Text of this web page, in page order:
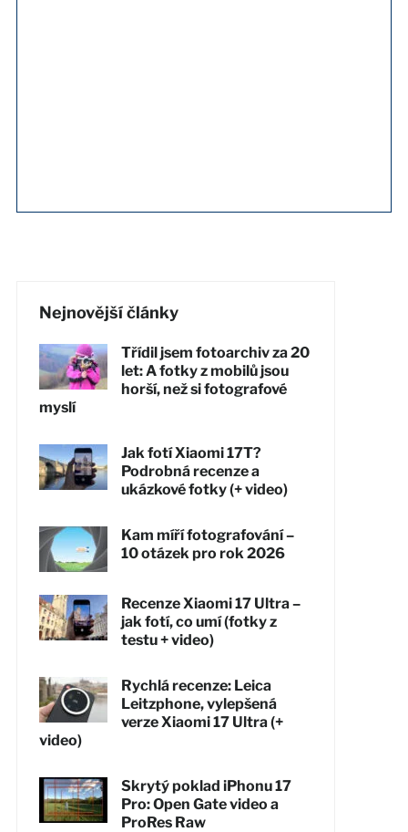
Nejnovější články
Třídil jsem fotoarchiv za 20
let: A fotky z mobilů jsou
horší, než si fotografové
myslí
Jak fotí Xiaomi 17T?
Podrobná recenze a
ukázkové fotky (+ video)
Kam míří fotografování –
10 otázek pro rok 2026
Recenze Xiaomi 17 Ultra –
jak fotí, co umí (fotky z
testu + video)
Rychlá recenze: Leica
Leitzphone, vylepšená
verze Xiaomi 17 Ultra (+
video)
Skrytý poklad iPhonu 17
Pro: Open Gate video a
ProRes Raw